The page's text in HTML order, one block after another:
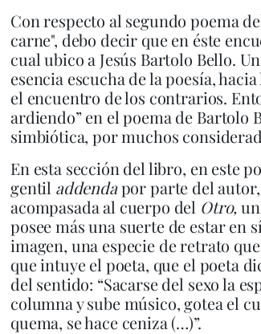
Con respecto al segundo poema
carne", debo decir que en éste
cual ubico a Jesús Bartolo Bello.
esencia escucha de la poesía,
el encuentro de los contrarios.
ardiendo” en el poema de Bartolo
simbiótica, por muchos
En esta sección del libro, en este
gentil addendapor parte del
acompasada al cuerpo del Otro,
posee más una suerte de estar en
imagen, una especie de retrato
que intuye el poeta, que el poeta
del sentido: “Sacarse del sexo la
columna y sube músico, gotea el
quema, se hace ceniza (…)”.